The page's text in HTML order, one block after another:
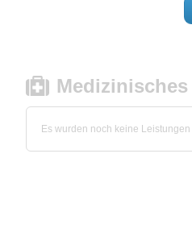
Es wurden noch keine